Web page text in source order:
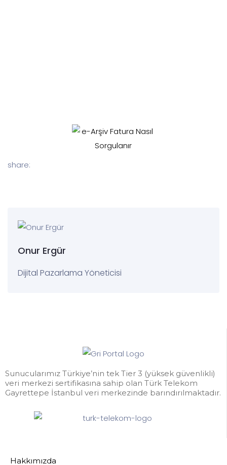
share:
Onur Ergür
Dijital Pazarlama Yöneticisi
Sunucularımız Türkiye’nin tek Tier 3 (yüksek güvenlikli)
veri merkezi sertifikasına sahip olan Türk Telekom
Gayrettepe İstanbul veri merkezinde barındırılmaktadır.
Hakkımızda